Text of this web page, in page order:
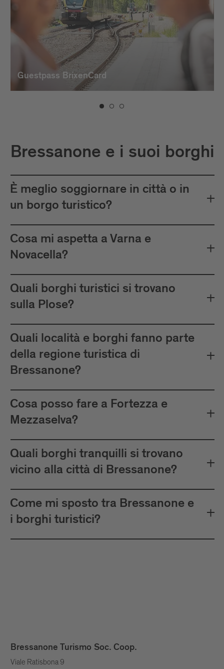
Guestpass BrixenCard
Bressanone e i suoi borghi
È meglio soggiornare in città o in
un borgo turistico?
Cosa mi aspetta a Varna e
Novacella?
Quali borghi turistici si trovano
sulla Plose?
Quali località e borghi fanno parte
della regione turistica di
Bressanone?
Cosa posso fare a Fortezza e
Mezzaselva?
Quali borghi tranquilli si trovano
vicino alla città di Bressanone?
Come mi sposto tra Bressanone e
i borghi turistici?
Bressanone Turismo Soc. Coop.
Viale Ratisbona 9